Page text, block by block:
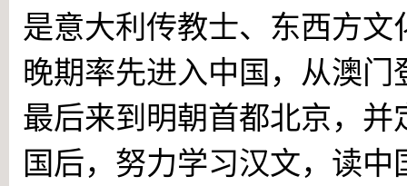
是意大利传教士、东西方
晚期率先进入中国，从澳
最后来到明朝首都北京，
国后，努力学习汉文，读